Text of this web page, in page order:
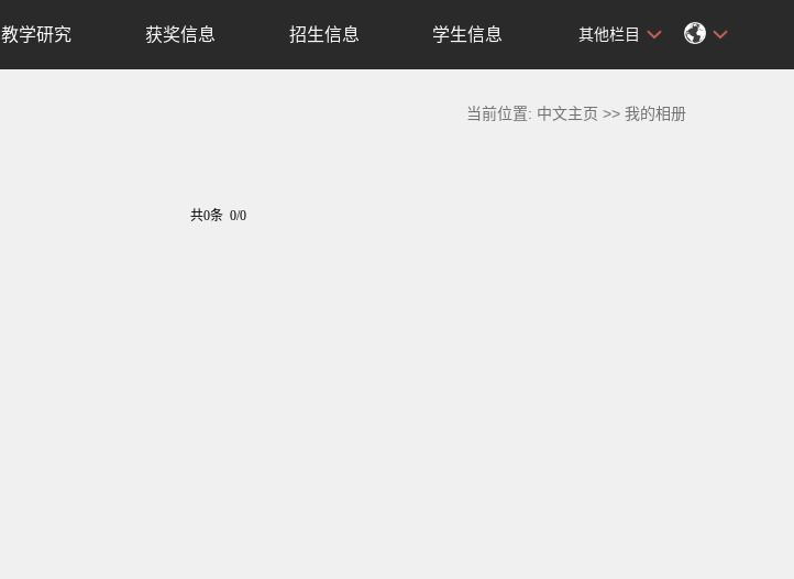
教学研究 获奖信息 招生信息 学生信息 其他栏目
当前位置: 中文主页 >>我的相册
共0条 0/0